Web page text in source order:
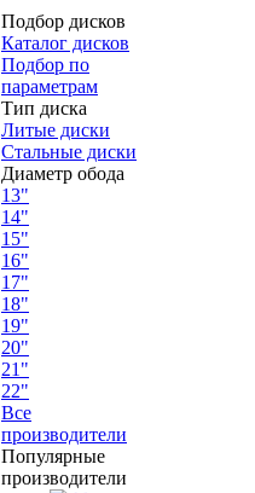
Подбор дисков
Каталог дисков
Подбор по
параметрам
Тип диска
Литые диски
Стальные диски
Диаметр обода
13"
14"
15"
16"
17"
18"
19"
20"
21"
22"
Все
производители
Популярные
производители